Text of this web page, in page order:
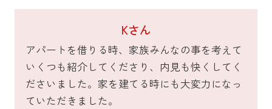
Kさん
アパートを借りる時、家族みんなの事を考えて
いくつも紹介してくださり、内見も快くしてく
ださいました。家を建てる時にも大変力になっ
ていただきました。